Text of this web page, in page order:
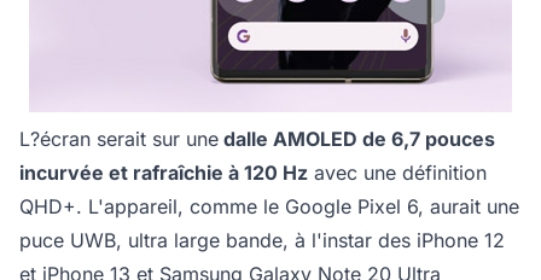
L?écran serait sur une dalle AMOLED de 6,7 pouces
incurvée et rafraîchie à 120 Hz avec une définition
QHD+. L'appareil, comme le Google Pixel 6, aurait une
puce UWB, ultra large bande, à l'instar des iPhone 12
et iPhone 13 et Samsung Galaxy Note 20 Ultra